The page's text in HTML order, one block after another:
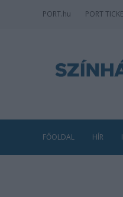
PORT.hu PORT
FŐOLDAL HÍR